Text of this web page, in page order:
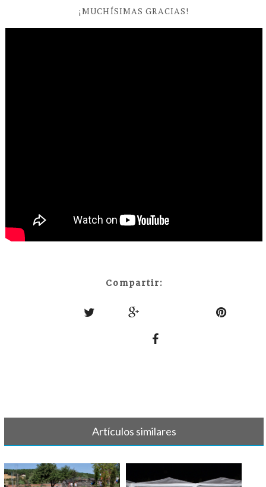
¡MUCHÍSIMAS GRACIAS!
Compartir:
Artículos similares